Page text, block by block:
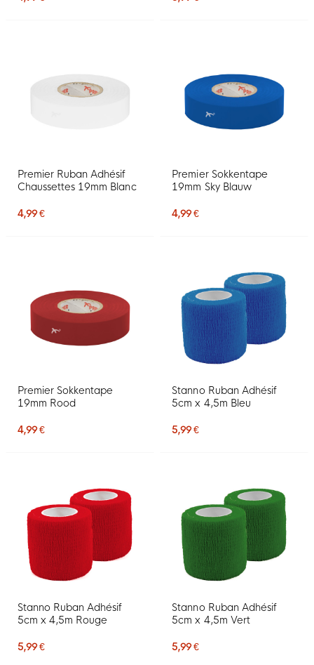
Premier Ruban Adhésif
Chaussettes 19mm Blanc
4,99 €
Premier Sokkentape
19mm Sky Blauw
4,99 €
Premier Sokkentape
19mm Rood
4,99 €
Stanno Ruban Adhésif
5cm x 4,5m Bleu
5,99 €
Stanno Ruban Adhésif
5cm x 4,5m Rouge
5,99 €
Stanno Ruban Adhésif
5cm x 4,5m Vert
5,99 €